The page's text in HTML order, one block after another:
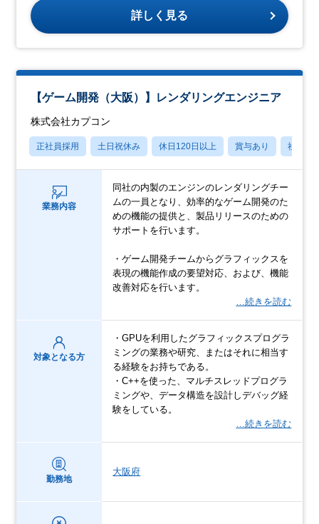
詳しく見る
【ゲーム開発（大阪）】レンダリングエンジニア
株式会社カプコン
正社員採用 土日祝休み 休日120日以上 賞与あり 社宅・
業務内容
同社の内製のエンジンのレンダリングチー
ムの一員となり、効率的なゲーム開発のた
めの機能の提供と、製品リリースのための
サポートを行います。
・ゲーム開発チームからグラフィックスを
表現の機能作成の要望対応、および、機能
改善対応を行います。
…続きを読む
対象となる方
・GPUを利用したグラフィックスプログラ
ミングの業務や研究、またはそれに相当す
る経験をお持ちである。
・C++を使った、マルチスレッドプログラ
ミングや、データ構造を設計しデバッグ経
験をしている。
…続きを読む
勤務地
大阪府